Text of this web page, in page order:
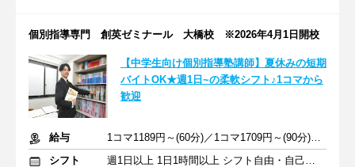
個別指導専門 創英ゼミナール 大橋校 ※2026年4月1日開校
【中学生向け個別指導塾講師】夏休みの短期
バイトOK★週1日~の柔軟シフト♪1コマから
歓迎
給与
1コマ1189円～(60分)／1コマ1709円～(90分) ※準備報告手当込み
シフト
週1日以上 1日1時間以上 シフト自由・自己申告